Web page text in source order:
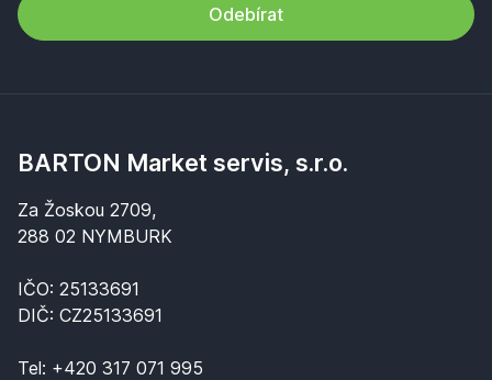
Odebírat
BARTON Market servis, s.r.o.
Za Žoskou 2709,
288 02 NYMBURK
IČO: 25133691
DIČ: CZ25133691
Tel: +420 317 071 995